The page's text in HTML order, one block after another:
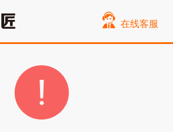
在线客服